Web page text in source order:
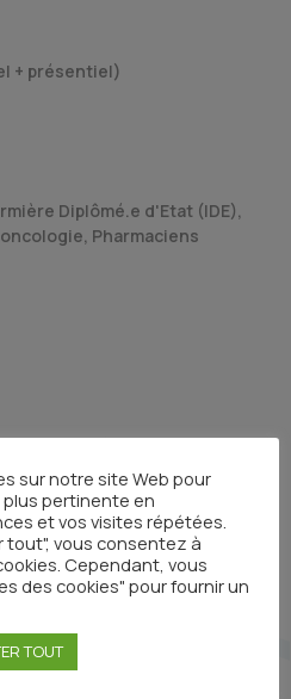
+ présentiel)
Diplômé.e d'Etat (IDE),
Pharmaciens
(délivrance d'une
sur notre site Web pour
pertinente en
et vos visites répétées.
tout", vous consentez à
Cependant, vous
des cookies" pour fournir un
TOUT